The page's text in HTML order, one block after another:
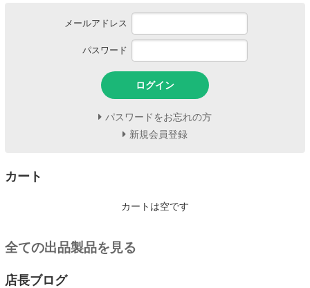
メールアドレス
パスワード
ログイン
パスワードをお忘れの方
新規会員登録
カート
カートは空です
全ての出品製品を見る
店長ブログ